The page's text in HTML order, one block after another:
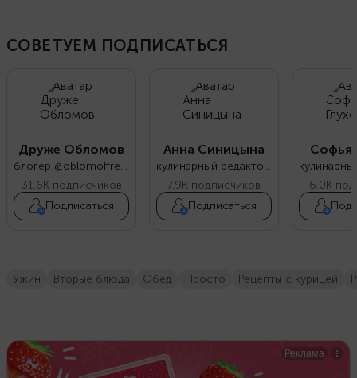
СОВЕТУЕМ ПОДПИСАТЬСЯ
Друже Обломов
блогер @oblomoffrecipe
31.6K подписчиков
Подписаться
Анна Синицына
кулинарный редактор Food.ru
7.9K подписчиков
Подписаться
Софья
6.0K
ужин вторые блюда обед просто Рецепты с курицей